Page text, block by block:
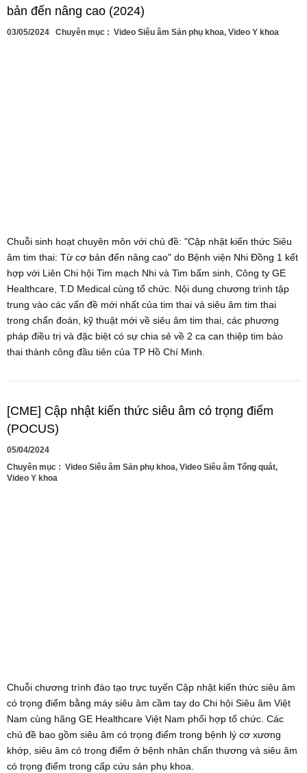
bản đến nâng cao (2024)
03/05/2024 Chuyên mục : Video Siêu âm Sản phụ khoa, Video Y khoa
Chuỗi sinh hoạt chuyên môn với chủ đề: "Cập nhật kiến thức Siêu
âm tim thai: Từ cơ bản đến nâng cao" do Bệnh viện Nhi Đồng 1 kết
hợp với Liên Chi hội Tim mạch Nhi và Tim bẩm sinh, Công ty GE
Healthcare, T.D Medical cùng tổ chức. Nội dung chương trình tập
trung vào các vấn đề mới nhất của tim thai và siêu âm tim thai
trong chẩn đoán, kỹ thuật mới về siêu âm tim thai, các phương
pháp điều trị và đặc biệt có sự chia sẻ về 2 ca can thiệp tim bào
thai thành công đầu tiên của TP Hồ Chí Minh.
[CME] Cập nhật kiến thức siêu âm có trọng điểm
(POCUS)
05/04/2024
Chuyên mục : Video Siêu âm Sản phụ khoa, Video Siêu âm Tổng quát,
Video Y khoa
Chuỗi chương trình đào tạo trực tuyến Cập nhật kiến thức siêu âm
có trọng điểm bằng máy siêu âm cầm tay do Chi hội Siêu âm Việt
Nam cùng hãng GE Healthcare Việt Nam phối hợp tổ chức. Các
chủ đề bao gồm siêu âm có trọng điểm trong bệnh lý cơ xương
khớp, siêu âm có trọng điểm ở bệnh nhân chấn thương và siêu âm
có trọng điểm trong cấp cứu sản phụ khoa.